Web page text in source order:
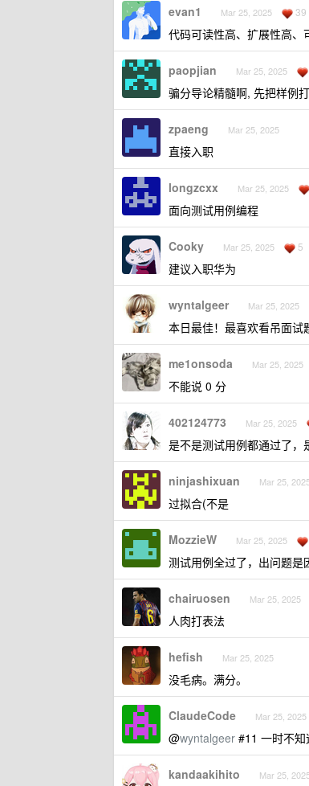
evan1 Mar 25, 2025 39
代码可读性高、扩展性高、
paopjian Mar 25, 2025
骗分导论精髓啊, 先把样例
zpaeng Mar 25, 2025
直接入职
longzcxx Mar 25, 2025
面向测试用例编程
Cooky Mar 25, 2025 5
建议入职华为
wyntalgeer Mar 25, 2025
本日最佳！最喜欢看吊面试
me1onsoda Mar 25, 2025
不能说 0 分
402124773 Mar 25, 2025
是不是测试用例都通过了
ninjashixuan Mar 25,
过拟合(不是
MozzieW Mar 25, 2025
测试用例全过了，出问题是
chairuosen Mar 25, 2025
人肉打表法
hefish Mar 25, 2025
没毛病。满分。
ClaudeCode Mar 25, 2025
@wyntalgeer #11 一时不
kandaakihito Mar 25,